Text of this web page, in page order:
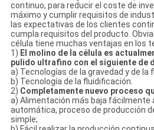
continuo, para reducir el coste de
máximo y cumplir requisitos de
las expectativas de los clientes
cumpla requisitos del producto.
célula tiene muchas ventajas en los
1) El molino de la célula es
pulido ultrafino con el siguiente de
a) Tecnologías de la gravedad y de la
b) Tecnología de la fluidificación.
2) Completamente nuevo proceso
a) Alimentación más baja
automática, proceso de producción
simple;